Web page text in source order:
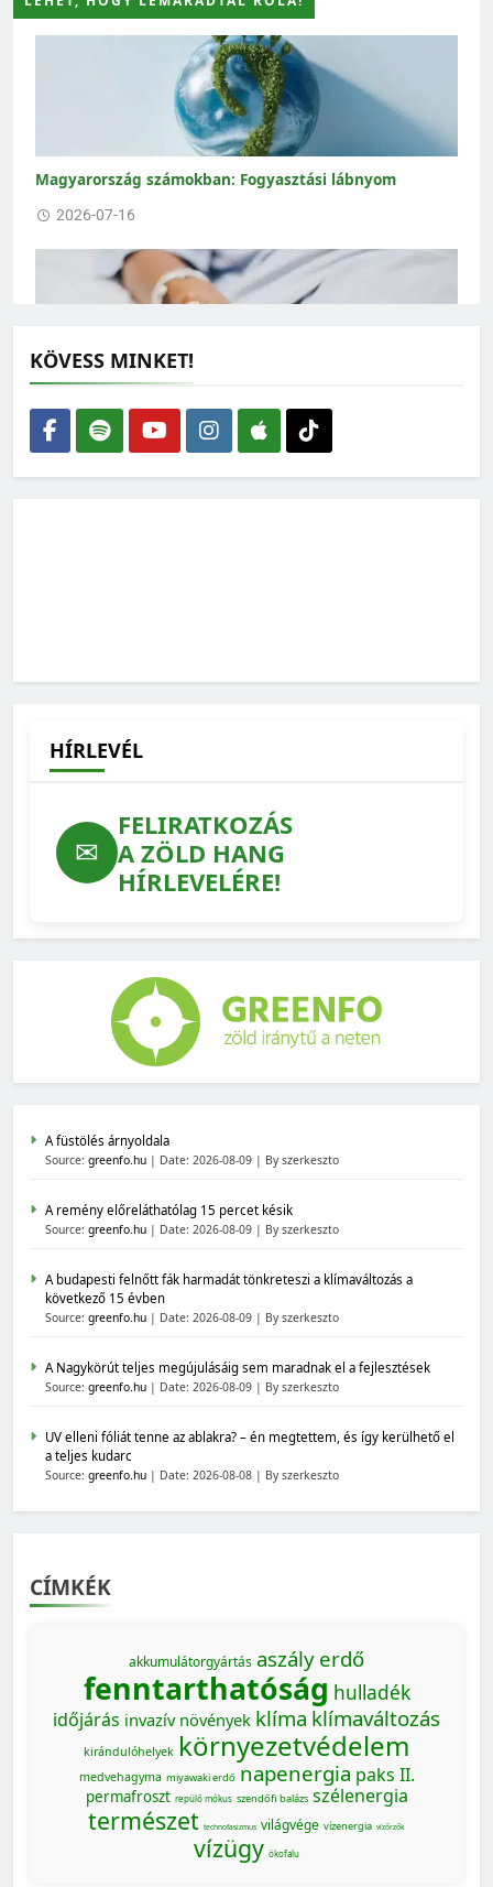
Magyarország számokban: Fogyasztási lábnyom
2026-07-16
2026-06-25
KÖVESS MINKET!
HÍRLEVÉL
✉
FELIRATKOZÁS
A ZÖLD HANG
HÍRLEVELÉRE!
A füstölés árnyoldala
Source: greenfo.hu Date: 2026-08-09 By szerkeszto
A remény előreláthatólag 15 percet késik
Source: greenfo.hu Date: 2026-08-09 By szerkeszto
A budapesti felnőtt fák harmadát tönkreteszi a klímaváltozás a
következő 15 évben
Source: greenfo.hu Date: 2026-08-09 By szerkeszto
A Nagykörút teljes megújulásáig sem maradnak el a fejlesztések
Source: greenfo.hu Date: 2026-08-09 By szerkeszto
UV elleni fóliát tenne az ablakra? – én megtettem, és így kerülhető el
a teljes kudarc
Source: greenfo.hu Date: 2026-08-08 By szerkeszto
CÍMKÉK
akkumulátorgyártás aszály erdő
fenntarthatóság hulladék
időjárás invazív növények klíma klímaváltozás
kirándulóhelyek környezetvédelem
medvehagyma miyawaki erdő napenergia paks II.
permafroszt repülő mókus szendőfi balázs szélenergia
természet technofasizmus világvége vízenergia vízőrzők
vízügy ökofalu